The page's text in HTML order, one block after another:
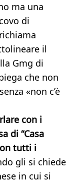
ma una
di
il
Gmg di
che non
«non c’è
con i
di “Casa
tutti i
gli si chiede
in cui si